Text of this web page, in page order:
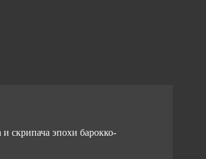
скрипача эпохи барокко-